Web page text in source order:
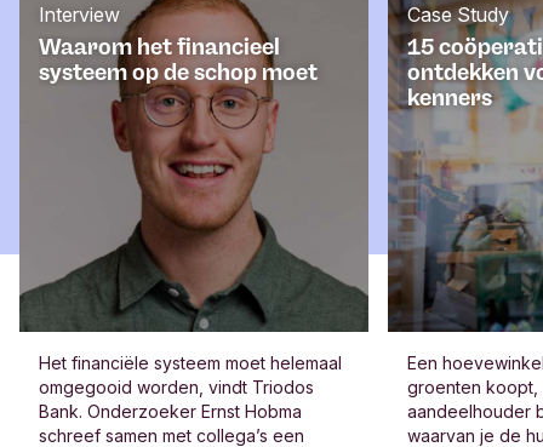
Waarom het financieel
systeem op de schop moet
Interview
Het financiële systeem moet helemaal
omgegooid worden, vindt Triodos
Bank. Onderzoeker Ernst Hobma
schreef samen met collega’s een
15
ontdekken
kenners
Case Study
Een
groenten koopt,
aandeelhouder
waarvan je de